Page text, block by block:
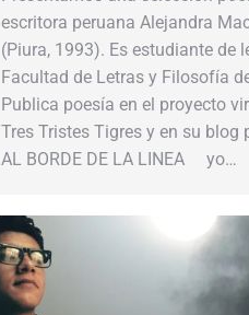
escritora peruana Alejandra
(Piura, 1993). Es estudiante de
Facultad de Letras y Filosofía
Publica poesía en el proyecto
Tres Tristes Tigres y en su
AL BORDE DE LA LINEA yo…